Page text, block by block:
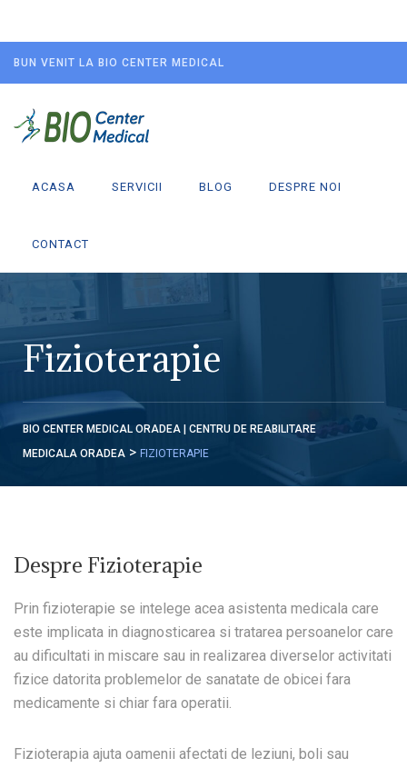
BUN VENIT LA BIO CENTER MEDICAL
ACASA SERVICII BLOG DESPRE NOI
CONTACT
Fizioterapie
BIO CENTER MEDICAL ORADEA | CENTRU DE REABILITARE
MEDICALA ORADEA > FIZIOTERAPIE
Despre Fizioterapie
Prin fizioterapie se intelege acea asistenta medicala care
este implicata in diagnosticarea si tratarea persoanelor care
au dificultati in miscare sau in realizarea diverselor activitati
fizice datorita problemelor de sanatate de obicei fara
medicamente si chiar fara operatii.
Fizioterapia ajuta oamenii afectati de leziuni, boli sau